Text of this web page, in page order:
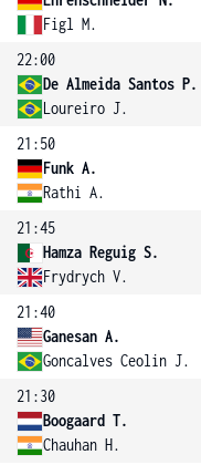
Figl M.
22:00
De Almeida Santos P.
Loureiro J.
21:50
Funk A.
Rathi A.
21:45
Hamza Reguig S.
Frydrych V.
21:40
Ganesan A.
Goncalves Ceolin J.
21:30
Boogaard T.
Chauhan H.